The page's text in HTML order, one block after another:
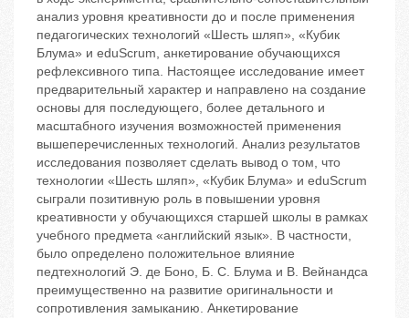
анализ уровня креативности до и после применения
педагогических технологий «Шесть шляп», «Кубик
Блума» и eduScrum, анкетирование обучающихся
рефлексивного типа. Настоящее исследование имеет
предварительный характер и направлено на создание
основы для последующего, более детального и
масштабного изучения возможностей применения
вышеперечисленных технологий. Анализ результатов
исследования позволяет сделать вывод о том, что
технологии «Шесть шляп», «Кубик Блума» и eduScrum
сыграли позитивную роль в повышении уровня
креативности у обучающихся старшей школы в рамках
учебного предмета «английский язык». В частности,
было определено положительное влияние
педтехнологий Э. де Боно, Б. С. Блума и В. Вейнандса
преимущественно на развитие оригинальности и
сопротивления замыканию. Анкетирование